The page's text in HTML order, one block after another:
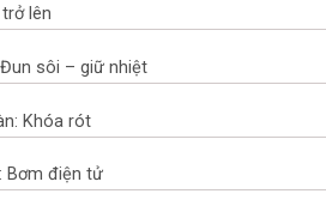
lên
sôi – giữ nhiệt
Khóa rót
Bơm điện tử